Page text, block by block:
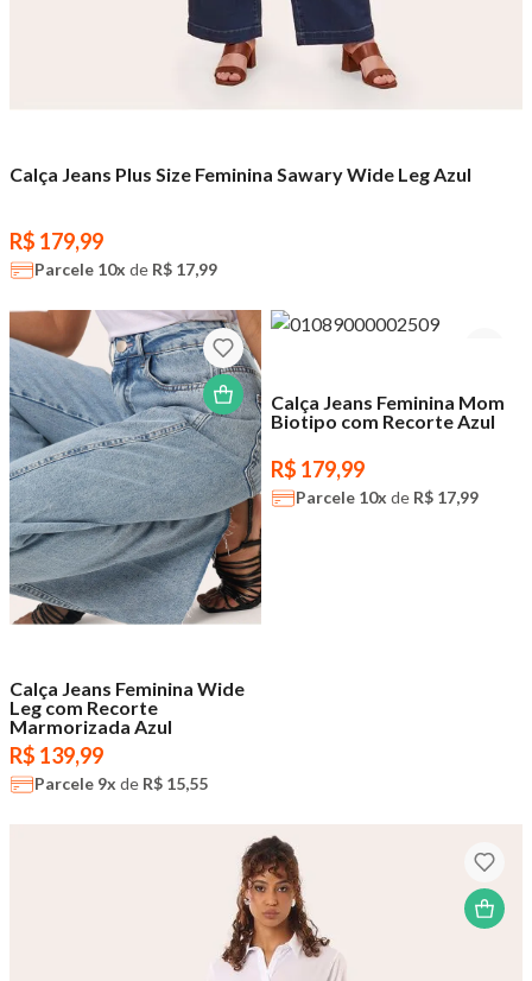
Calça Jeans Plus Size Feminina Sawary Wide Leg Azul
R$ 179,99
Parcele 10x de R$ 17,99
Calça Jeans Feminina Wide
Leg com Recorte
Marmorizada Azul
R$ 139,99
Parcele 9x de R$ 15,55
Calça Jeans Feminina Mom
Biotipo com Recorte Azul
R$ 179,99
Parcele 10x de R$ 17,99